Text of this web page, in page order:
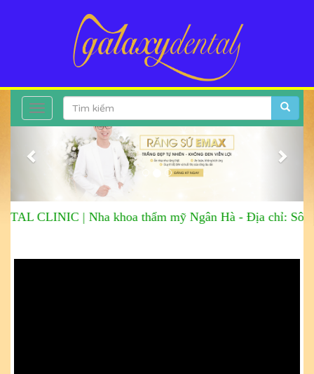
Toggle
navigation
Previous Next
CLINIC | Nha khoa thẩm mỹ Ngân Hà- Địa chỉ: Sô 6